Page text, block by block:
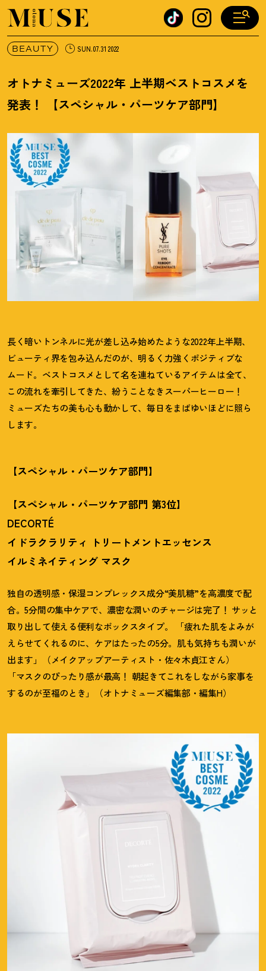
オトナミューズ ウェブ
BEAUTY SUN.07.31 2022
オトナミューズ2022年 上半期ベストコスメを
発表 ！ 【スペシャル・パーツケア部門】
長く暗いトンネルに光が差し込み始めたような2022年上半期、
ビューティ界を包み込んだのが、明るく力強くポジティブな
ムード。ベストコスメとして名を連ねているアイテムは全て、
この流れを牽引してきた、紛うことなきスーパーヒーロー ！
ミューズたちの美も心も動かして、毎日をまばゆいほどに照ら
します。
【スペシャル・パーツケア部門】
【スペシャル・パーツケア部門 第3位】
DECORTÉ
イドラクラリティ トリートメントエッセンス
イルミネイティング マスク
独自の透明感・保湿コンプレックス成分“美肌糖”を高濃度で配
合。5分間の集中ケアで、濃密な潤いのチャージは完了 ！ サッと
取り出して使える便利なボックスタイプ。 「疲れた肌をよみが
えらせてくれるのに、ケアはたったの5分。肌も気持ちも潤いが
出ます」（メイクアップアーティスト・佐々木貞江さん）
「マスクのぴったり感が最高 ！ 朝起きてこれをしながら家事を
するのが至福のとき」（オトナミューズ編集部・編集H）